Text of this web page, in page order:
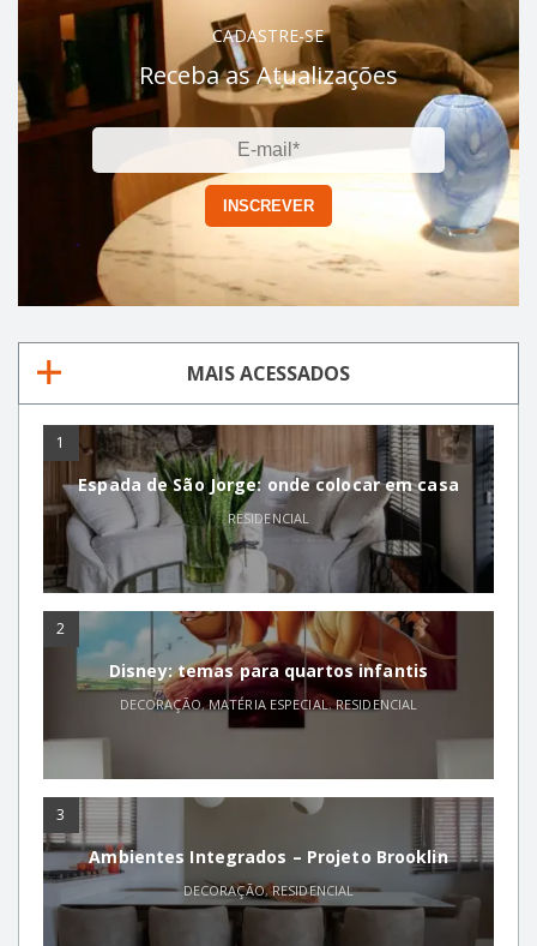
CADASTRE-SE
Receba as Atualizações
MAIS ACESSADOS
1
Espada de São Jorge: onde colocar em casa
RESIDENCIAL
2
Disney: temas para quartos infantis
DECORAÇÃO,MATÉRIA ESPECIAL,RESIDENCIAL
3
Ambientes Integrados – Projeto Brooklin
DECORAÇÃO,RESIDENCIAL